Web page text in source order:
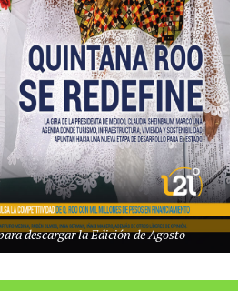
emocionales, ampliando la noción
la aplicación práctica de estos
proveniente mayoritariamente de
que fueron intervenidos por artistas
en artículos reutilizables y
sensoriales y alternativas sin alcohol.
descargar la Edición de Agosto